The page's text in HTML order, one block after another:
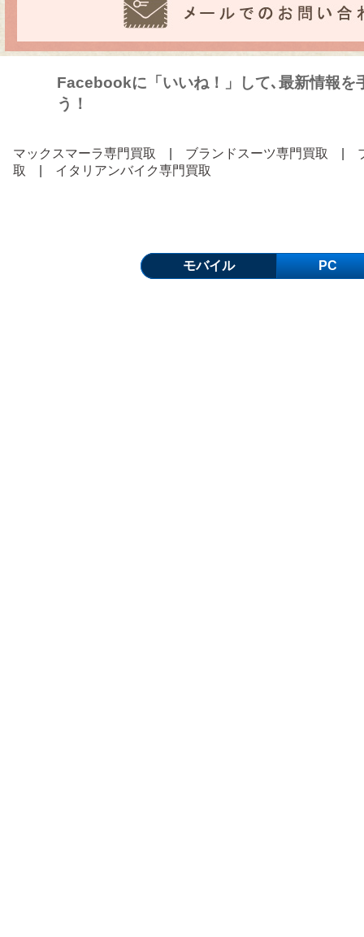
Facebookに「いいね！」して､最新情報を
う！
マックスマーラ専門買取 ブランドスーツ専門買取
取
イタリアンバイク専門買取
モバイル PC